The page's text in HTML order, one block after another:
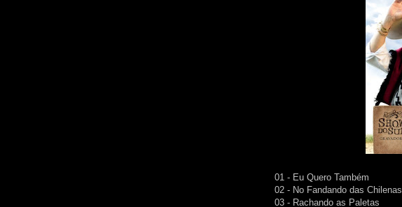
01 - Eu Quero Também
02 - No Fandando das Chilenas
03 - Rachando as Paletas